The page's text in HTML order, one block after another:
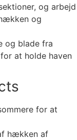
og arbejd
og
og blade fra
at holde haven
for at
hækken af